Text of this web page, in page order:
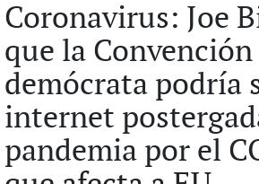
Coronavirus: Joe
que la Convención
demócrata podría
internet
pandemia por el